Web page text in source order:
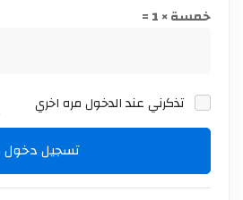
خمسة × 1 =
تذكرني عند الدخول مره اخري
تسجيل دخول